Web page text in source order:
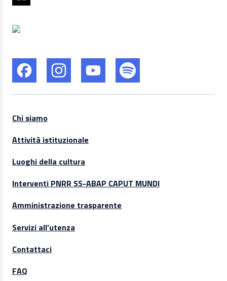
Chi siamo
Attività istituzionale
Luoghi della cultura
Interventi PNRR SS-ABAP CAPUT MUNDI
Amministrazione trasparente
Servizi all’utenza
Contattaci
FAQ